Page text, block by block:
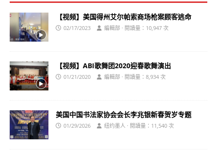
【视频】美国得州艾尔帕索商场枪案顾客逃命
02/17/2023 編輯部 · 閱讀量：10,947 次
【视频】ABI歌舞团2020迎春歌舞演出
01/21/2020 編輯部 · 閱讀量：8,934 次
美国中国书法家协会会长李兆银新春贺岁专题
01/29/2026 纽约墨人 · 閱讀量：11,540 次